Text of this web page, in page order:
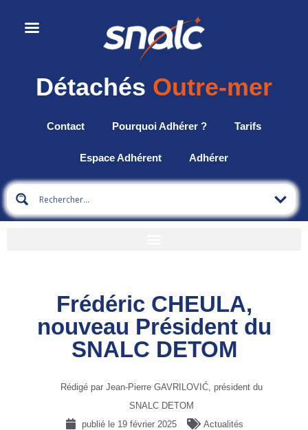
Détachés Outre-mer
Contact Pourquoi Adhérer ? Tarifs
Espace Adhérent Adhérer
Frédéric CHEULA,
nouveau Président du
SNALC DETOM
Rédigé par Jean-Pierre GAVRILOVIĆ, président du
SNALC DETOM
publié le 19 février 2025 Actualités